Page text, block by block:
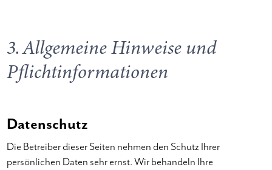
3. Allgemeine Hinweise und
Pflicht­informationen
Datenschutz
Die Betreiber dieser Seiten nehmen den Schutz Ihrer
persönlichen Daten sehr ernst. Wir behandeln Ihre